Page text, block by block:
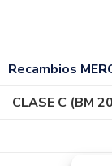
Recambios
CLASE C (BM